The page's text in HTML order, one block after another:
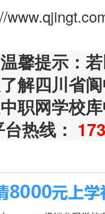
馨提示：
解四川省
职网学校
热线：